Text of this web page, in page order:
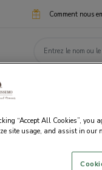
Comment nous
“Accept All Cookies”, you
site usage, and assist in our